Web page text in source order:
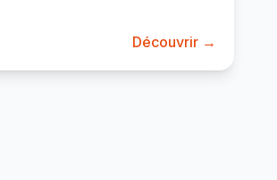
Découvrir →